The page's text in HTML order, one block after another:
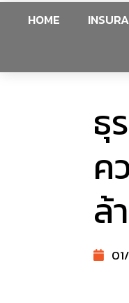
HOME
ธุ
ค
ล้